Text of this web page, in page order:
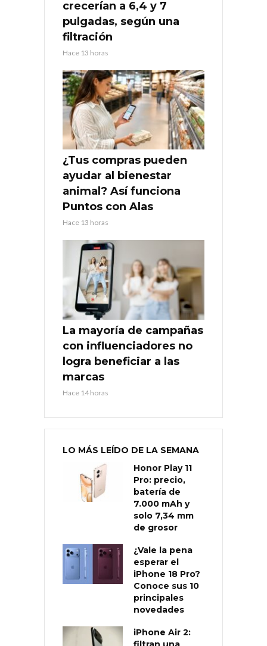
crecerían a 6,4 y 7
pulgadas, según una
filtración
Hace 13 horas
¿Tus compras pueden
ayudar al bienestar
animal? Así funciona
Puntos con Alas
Hace 13 horas
La mayoría de campañas
con influenciadores no
logra beneficiar a las
marcas
Hace 14 horas
LO MÁS LEÍDO DE LA SEMANA
Honor Play 11
Pro: precio,
batería de
7.000 mAh y
solo 7,34 mm
de grosor
¿Vale la pena
esperar el
iPhone 18 Pro?
Conoce sus 10
principales
novedades
iPhone Air 2: